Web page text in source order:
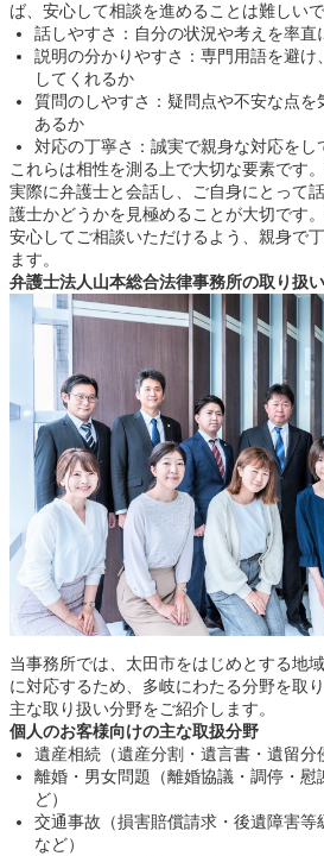
ば、安心して相談を進めることは難しいで
話しやすさ：自分の状況や考えを率直
説明の分かりやすさ：専門用語を避け
してくれるか
質問のしやすさ：疑問点や不安な点
あるか
対応の丁寧さ：誠実で親身な対応をし
これらは相性を測る上で大切な要素です
実際に弁護士と会話し、ご自身にとって
護士かどうかを見極めることが大切です
安心してご相談いただけるよう、親身で
ます。
弁護士法人山本総合法律事務所の取り扱
当事務所では、太田市をはじめとする地
に対応するため、多岐にわたる分野を取
主な取り扱い分野をご紹介します。
個人のお客様向けの主な取扱分野
遺産相続（遺産分割・遺言書・遺留分
離婚・男女問題（離婚協議・調停・慰
ど）
交通事故（損害賠償請求・後遺障害
など）